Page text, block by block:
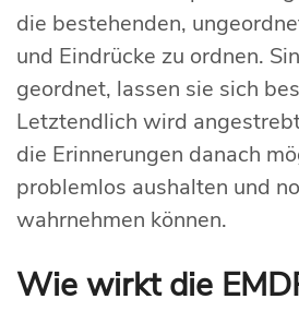
die bestehenden,
und Eindrücke zu ordnen.
geordnet, lassen sie sich
Letztendlich wird
die Erinnerungen danach
problemlos aushalten und
wahrnehmen können.
Wie wirkt die